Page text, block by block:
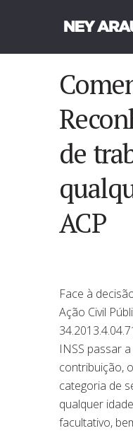
de
ACP
Face à
Ação Civil
INSS passar
contribuição,
categoria de
qualquer
facultativo,